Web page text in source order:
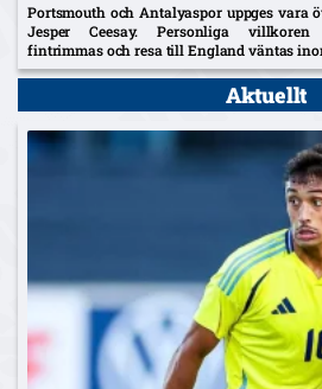
Portsmouth och Antalyaspor uppges vara
Jesper Ceesay. Personliga villkoren
fintrimmas och resa till England väntas
Aktuellt